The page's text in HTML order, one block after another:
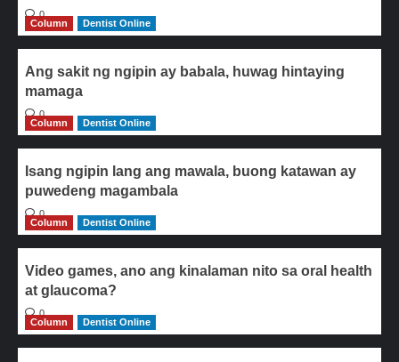
0
Column
Dentist Online
Ang sakit ng ngipin ay babala, huwag hintaying
mamaga
0
Column
Dentist Online
Isang ngipin lang ang mawala, buong katawan ay
puwedeng magambala
0
Column
Dentist Online
Video games, ano ang kinalaman nito sa oral health
at glaucoma?
0
Column
Dentist Online